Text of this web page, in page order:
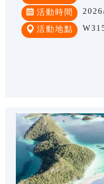
活動時間
活動地點